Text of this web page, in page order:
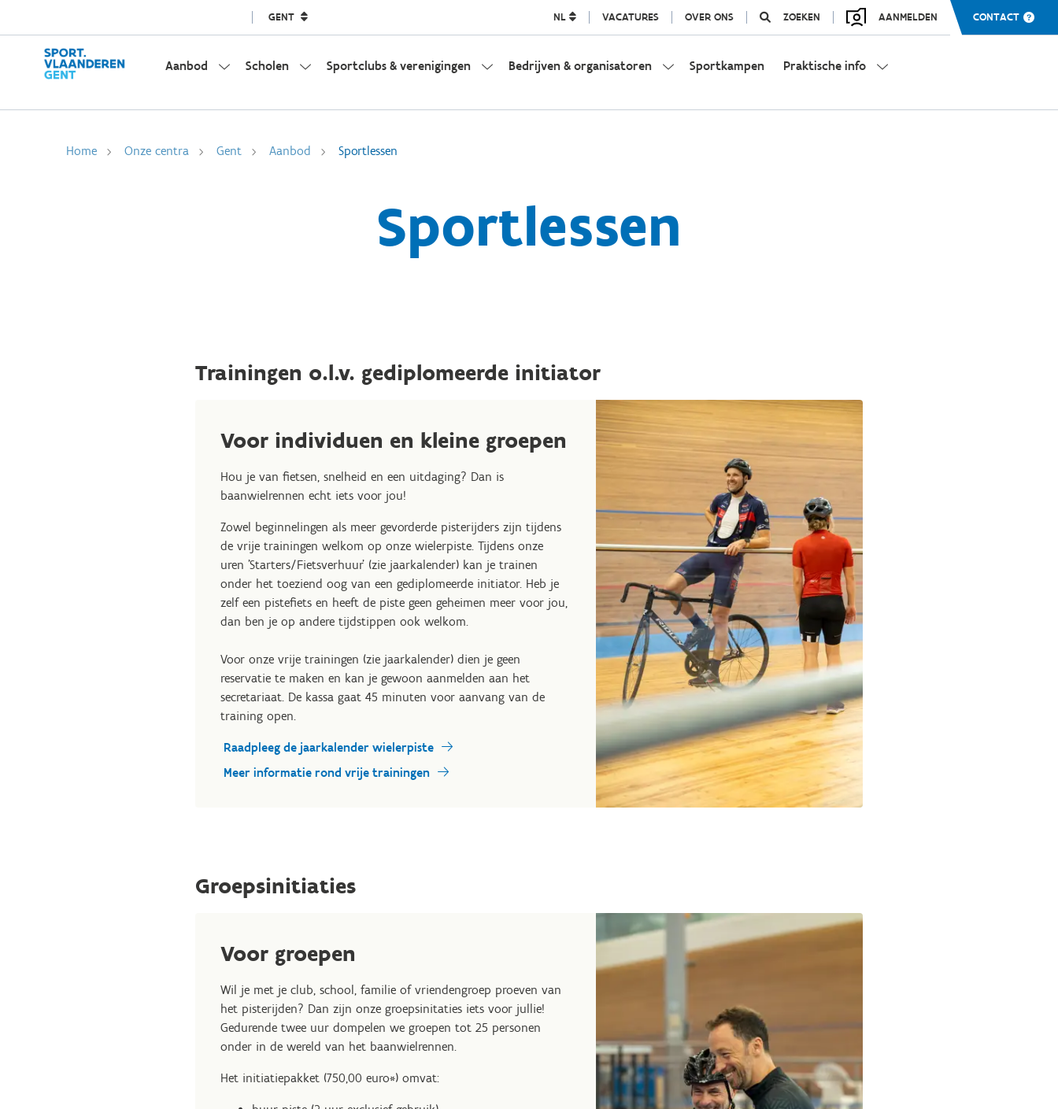
GENT NL VACATURES OVER ONS ZOEKEN AANMELDEN CONTACT
Aanbod Scholen Sportclubs & verenigingen Bedrijven & organisatoren Sportkampen Praktische info
Home Onze centra Gent Aanbod Sportlessen
Sportlessen
Trainingen o.l.v. gediplomeerde initiator
Voor individuen en kleine groepen
Hou je van fietsen, snelheid en een uitdaging? Dan is
baanwielrennen echt iets voor jou!
Zowel beginnelingen als meer gevorderde pisterijders zijn tijdens
de vrije trainingen welkom op onze wielerpiste. Tijdens onze
uren 'Starters/Fietsverhuur' (zie jaarkalender) kan je trainen
onder het toeziend oog van een gediplomeerde initiator. Heb je
zelf een pistefiets en heeft de piste geen geheimen meer voor jou,
dan ben je op andere tijdstippen ook welkom.
Voor onze vrije trainingen (zie jaarkalender) dien je geen
reservatie te maken en kan je gewoon aanmelden aan het
secretariaat. De kassa gaat 45 minuten voor aanvang van de
training open.
Raadpleeg de jaarkalender wielerpiste
Meer informatie rond vrije trainingen
Groepsinitiaties
Voor groepen
Wil je met je club, school, familie of vriendengroep proeven van
het pisterijden? Dan zijn onze groepsinitaties iets voor jullie!
Gedurende twee uur dompelen we groepen tot 25 personen
onder in de wereld van het baanwielrennen.
Het initiatiepakket (750,00 euro*) omvat: